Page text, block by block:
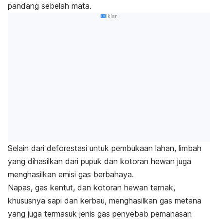
pandang sebelah mata.
Iklan
Selain dari deforestasi untuk pembukaan lahan, limbah
yang dihasilkan dari pupuk dan kotoran hewan juga
menghasilkan emisi gas berbahaya.
Napas, gas kentut, dan kotoran hewan ternak,
khususnya sapi dan kerbau, menghasilkan gas metana
yang juga termasuk jenis gas penyebab pemanasan